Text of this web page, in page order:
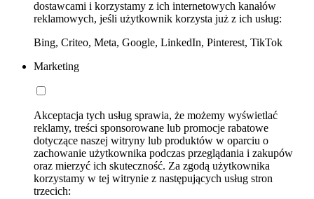
dostawcami i korzystamy z ich internetowych kanałów
reklamowych, jeśli użytkownik korzysta już z ich usług:
Bing, Criteo, Meta, Google, LinkedIn, Pinterest, TikTok
Marketing
Akceptacja tych usług sprawia, że możemy wyświetlać
reklamy, treści sponsorowane lub promocje rabatowe
dotyczące naszej witryny lub produktów w oparciu o
zachowanie użytkownika podczas przeglądania i zakupów
oraz mierzyć ich skuteczność. Za zgodą użytkownika
korzystamy w tej witrynie z następujących usług stron
trzecich: